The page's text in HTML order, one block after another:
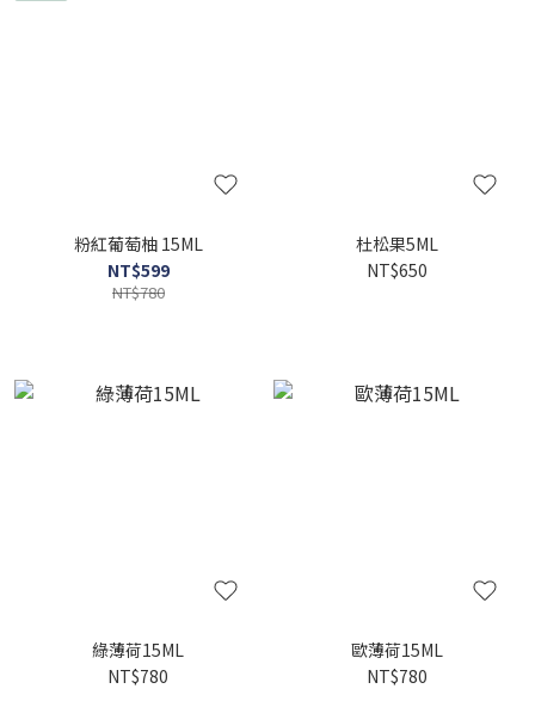
粉紅葡萄柚 15ML
NT$599
NT$780
杜松果5ML
NT$650
綠薄荷15ML
NT$780
歐薄荷15ML
NT$780